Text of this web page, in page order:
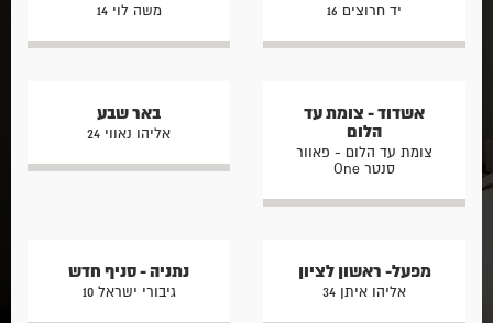
יד חרוצים 16 משה לוי 14
אשדוד - צומת עד
הלום
צומת עד הלום - פאוור
סנטר One
באר שבע
אליהו נאווי 24
מפעל- ראשון לציון
אליהו איתן 34
נתניה - סניף חדש
גיבורי ישראל 10